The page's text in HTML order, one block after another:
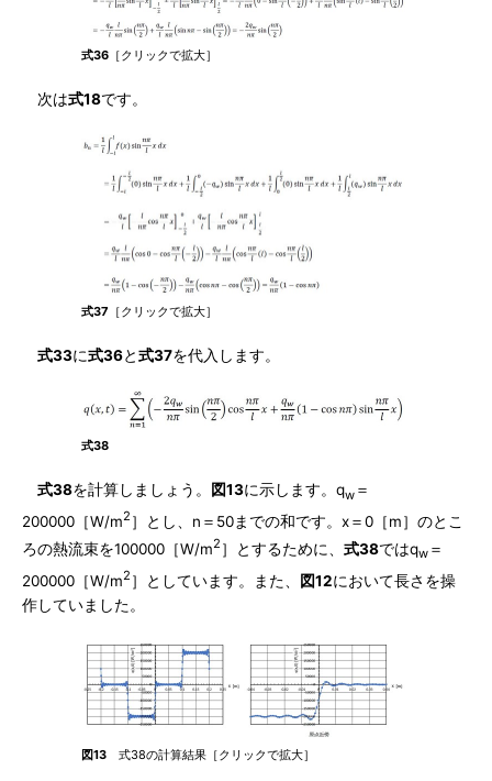
式36 ［クリックで拡大］
次は式18です。
式37 ［クリックで拡大］
式33に式36と式37を代入します。
式38
式38を計算しましょう。 図13に示します。qw ＝
200000［W/m2 ］とし、n＝50までの和です。x＝0［m］のとこ
ろの熱流束を100000［W/m2 ］とするために、 式38ではqw ＝
200000［W/m2 ］としています。また、 図12において長さを操
作していました。
図13 式38の計算結果［クリックで拡大］